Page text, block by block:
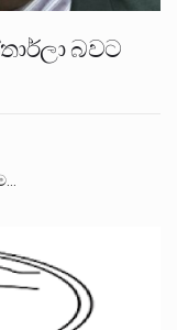
බවට